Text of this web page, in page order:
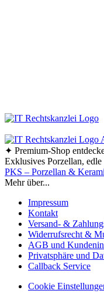
✦ Premium-Shop
Exklusives Porzellan,
PKS – Porzellan &
Mehr über...
Impressum
Kontakt
Versand- &
Widerrufsrecht &
AGB und
Privatsphäre und
Callback Service
Cookie